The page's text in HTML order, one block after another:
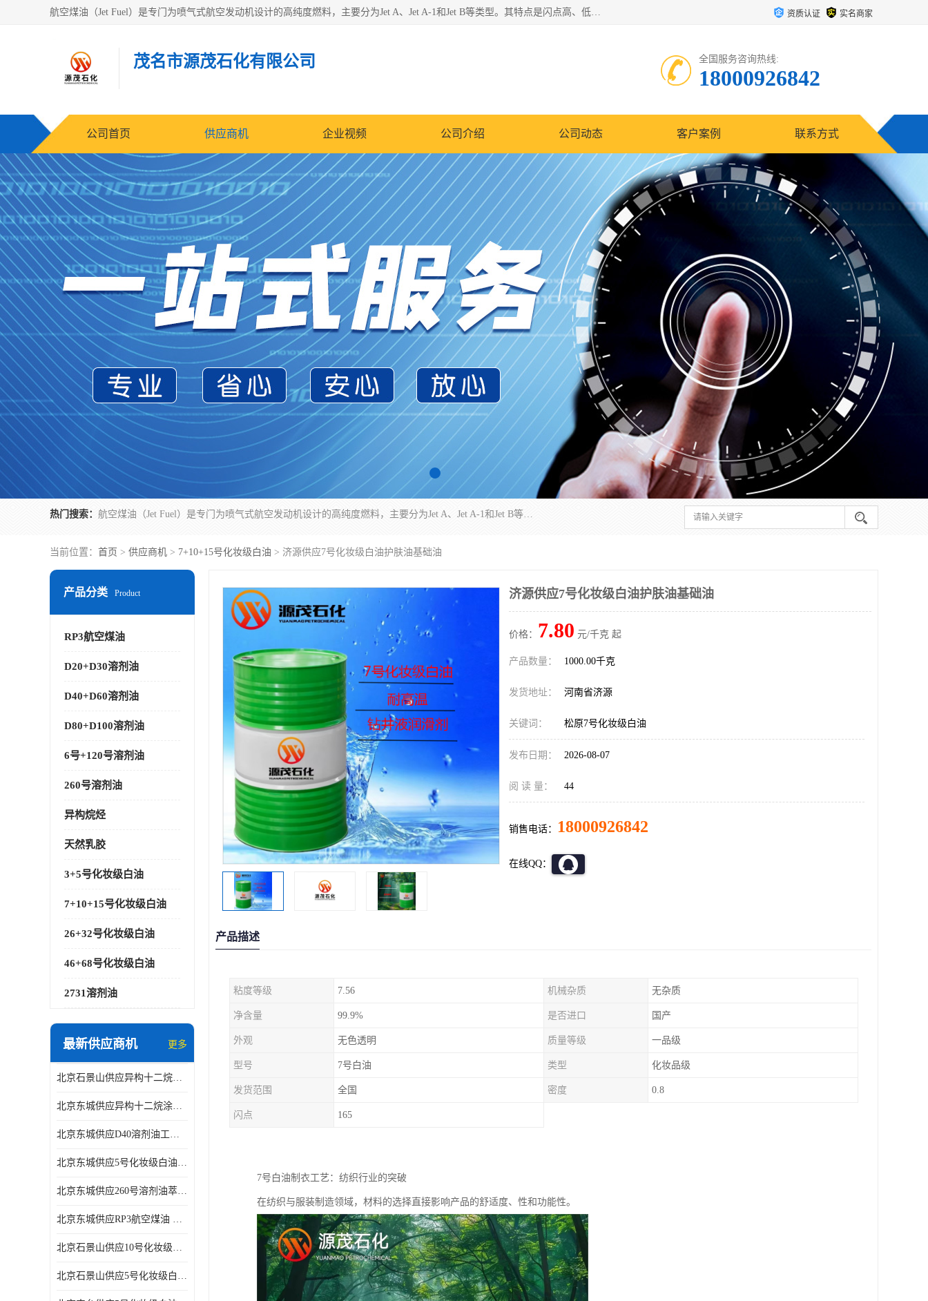
航空煤油（Jet Fuel）是专门为喷气式航空发动机设计的高纯度燃料，主要分为Jet A、Jet A-1和Jet B等类型。其特点是闪点高、低温流动性好，并添加了抗静电剂和抗氧化剂以确保飞行安全。航空煤油需 资质认证 实名商家
茂名市源茂石化有限公司 全国服务咨询热线:
18000926842
公司首页 供应商机 企业视频 公司介绍 公司动态 客户案例 联系方式
热门搜索： 航空煤油（Jet Fuel）是专门为喷气式航空发动机设计的高纯度燃料，主要分为Jet A、Jet A-1和Jet B等类型。其特点是闪点高、低温流动性好，并添加了抗静电剂和抗氧化剂以确保飞行安全。航空煤油需
当前位置： 首页 > 供应商机 > 7+10+15号化妆级白油 > 济源供应7号化妆级白油护肤油基础油
产品分类 Product
RP3航空煤油
D20+D30溶剂油
D40+D60溶剂油
D80+D100溶剂油
6号+120号溶剂油
260号溶剂油
异构烷烃
天然乳胶
3+5号化妆级白油
7+10+15号化妆级白油
26+32号化妆级白油
46+68号化妆级白油
2731溶剂油
最新供应商机 更多
北京石景山供应异构十二烷香精助剂
北京东城供应异构十二烷涂料胶粘油墨稀释剂
北京东城供应D40溶剂油工业金属清洗
北京东城供应5号化妆级白油钻井液润滑剂
北京东城供应260号溶剂油萃取溶剂油金属萃取剂
北京东城供应RP3航空煤油 高含量国标工业级航空煤油燃料油 无色透明
北京石景山供应10号化妆级白油高精密机械润滑油
北京石景山供应5号化妆级白油缝纫机油 设备润滑油
济源供应7号化妆级白油护肤油基础油
价格： 7.80 元/千克 起
产品数量： 1000.00千克
发货地址： 河南省济源
关键词： 松原7号化妆级白油
发布日期： 2026-08-07
阅 读 量： 44
销售电话： 18000926842
在线QQ：
产品描述
粘度等级 7.56 机械杂质 无杂质
净含量 99.9% 是否进口 国产
外观 无色透明 质量等级 一品级
型号 7号白油 类型 化妆品级
发货范围 全国 密度 0.8
闪点 165
7号白油制衣工艺：纺织行业的突破
在纺织与服装制造领域，材料的选择直接影响产品的舒适度、性和功能性。